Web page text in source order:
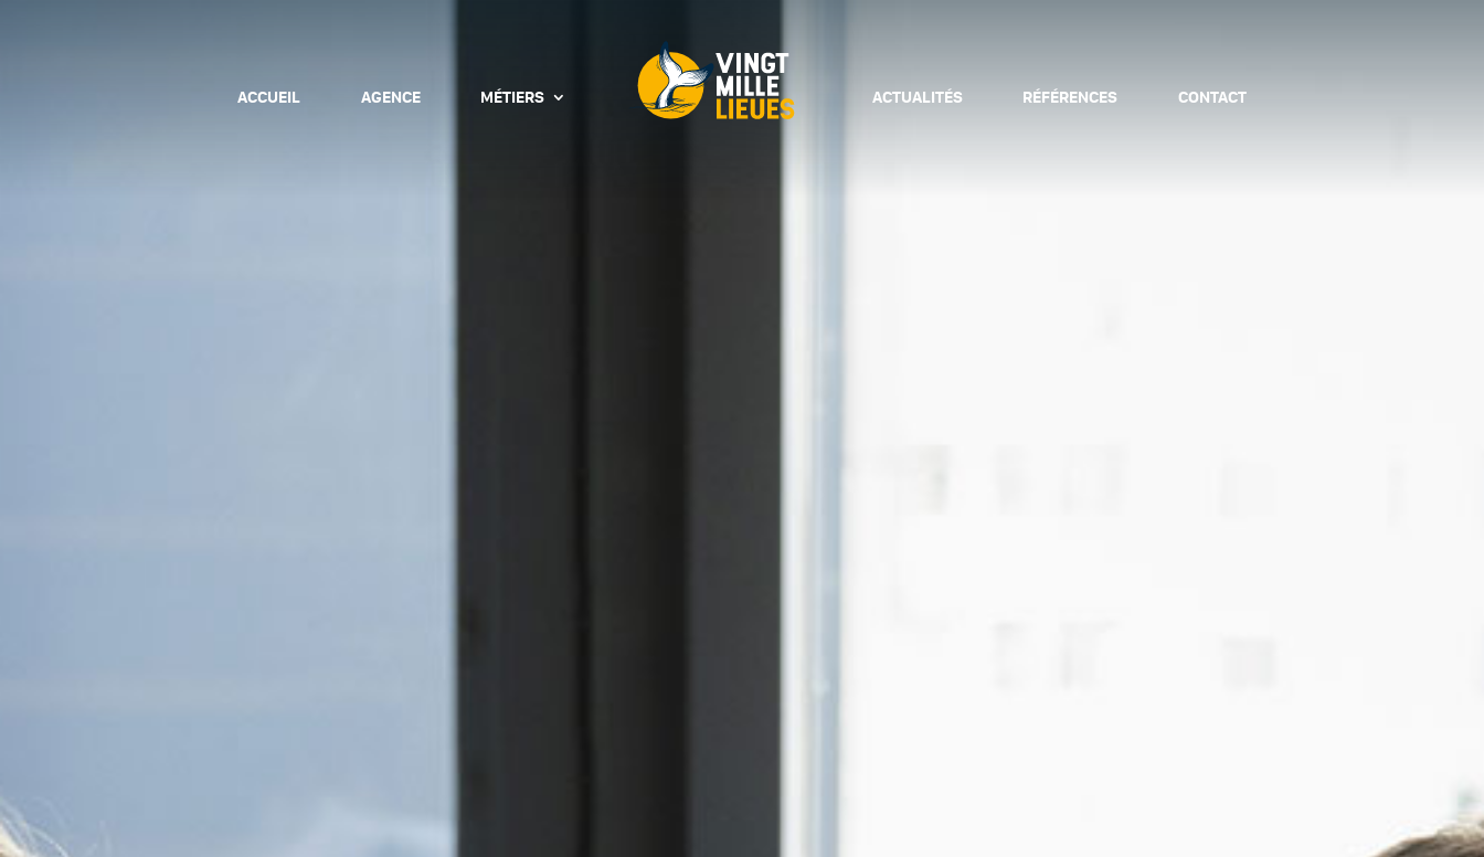
ACCUEIL AGENCE MÉTIERS ACTUALITÉS RÉFÉRENCES CONTACT